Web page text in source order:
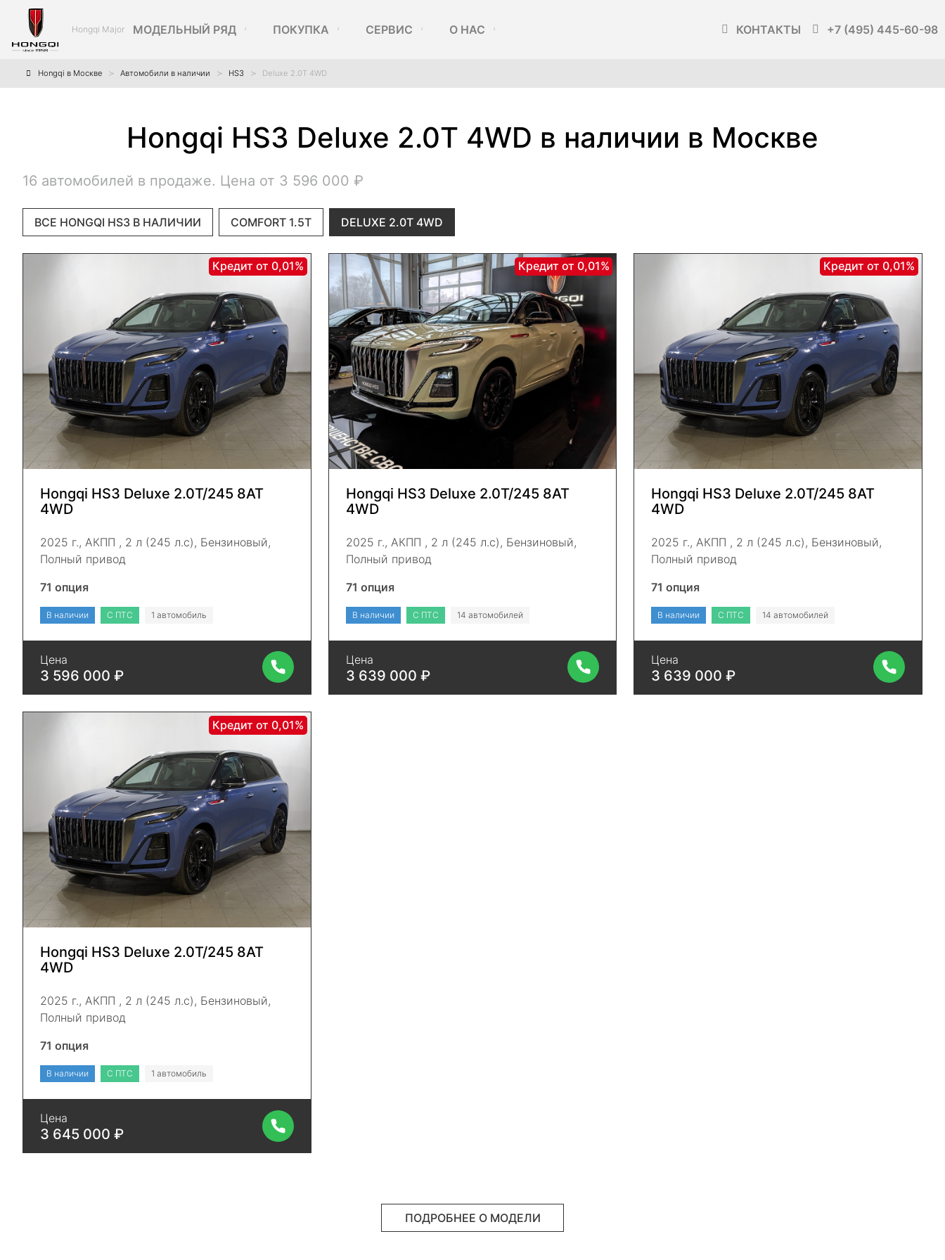
Hongqi Major МОДЕЛЬНЫЙ РЯД ПОКУПКА СЕРВИС О НАС КОНТАКТЫ +7 (495) 445-60-98
Hongqi в Москве Автомобили в наличии HS3 Deluxe 2.0T 4WD
Hongqi HS3 Deluxe 2.0T 4WD в наличии в Москве
16 автомобилей в продаже. Цена от 3 596 000 ₽
ВСЕ HONGQI HS3 В НАЛИЧИИ COMFORT 1.5T DELUXE 2.0T 4WD
Кредит от 0,01%
Hongqi HS3 Deluxe 2.0Т/245 8AT
4WD
2025 г., АКПП , 2 л (245 л.с), Бензиновый,
Полный привод
71 опция
В наличии С ПТС 1 автомобиль
Цена
3 596 000 ₽
Кредит от 0,01%
Hongqi HS3 Deluxe 2.0Т/245 8AT
4WD
2025 г., АКПП , 2 л (245 л.с), Бензиновый,
Полный привод
71 опция
В наличии С ПТС 14 автомобилей
Цена
3 639 000 ₽
Кредит от 0,01%
Hongqi HS3 Deluxe 2.0Т/245 8AT
4WD
2025 г., АКПП , 2 л (245 л.с), Бензиновый,
Полный привод
71 опция
В наличии С ПТС 14 автомобилей
Цена
3 639 000 ₽
Кредит от 0,01%
Hongqi HS3 Deluxe 2.0Т/245 8AT
4WD
2025 г., АКПП , 2 л (245 л.с), Бензиновый,
Полный привод
71 опция
В наличии С ПТС 1 автомобиль
Цена
3 645 000 ₽
ПОДРОБНЕЕ О МОДЕЛИ